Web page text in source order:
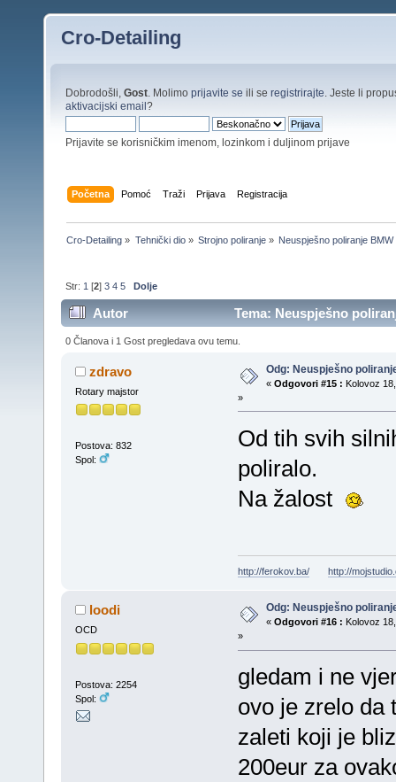
Cro-Detailing
Dobrodošli, Gost . Molimo prijavite se ili se registrirajte . Jeste li
aktivacijski email?
Prijavite se korisničkim imenom, lozinkom i duljinom prijave
Početna Pomoć Traži Prijava Registracija
Cro-Detailing » Tehnički dio» Strojno poliranje» Neuspješno poliranje BMW
Str: 1 [2]3 4 5 Dolje
Autor Tema: Neuspješno
0 Članova i 1 Gost pregledava ovu temu.
zdravo
Rotary majstor
Postova: 832
Spol:
Odg: Neuspješno
« Odgovori #15 : Kolovoz
»
Od tih svih
poliralo.
Na žalost
http://ferokov.ba/ http://
loodi
OCD
Postova: 2254
Spol:
Odg: Neuspješno
« Odgovori #16 : Kolovoz
»
gledam i ne
ovo je zrelo da
zaleti koji je
200eur za